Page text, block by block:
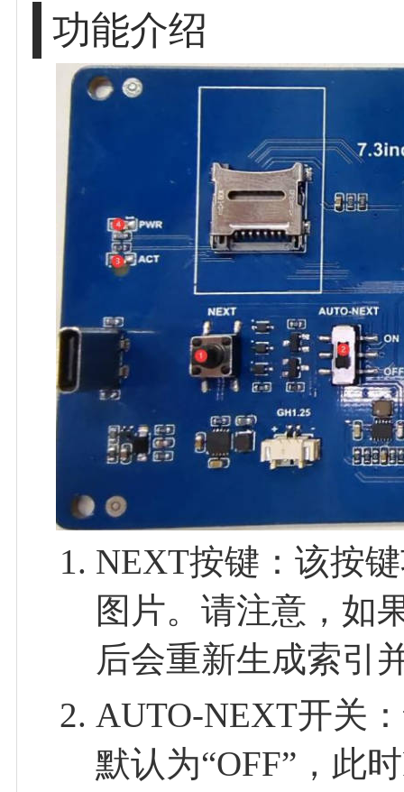
功能介绍
NEXT按键：该按
图片。请注意，如
后会重新生成索引
AUTO-NEXT开关
默认为“OFF”，此